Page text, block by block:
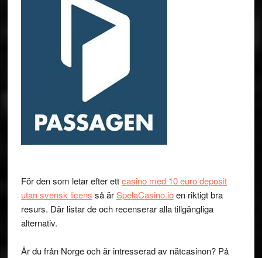
För den som letar efter ettcasino med 10 euro deposit
utan svensk licens så ärSpelaCasino.ioen riktigt bra
resurs. Där listar de och recenserar alla tillgängliga
alternativ.
Är du från Norge och är intresserad av nätcasinon? På